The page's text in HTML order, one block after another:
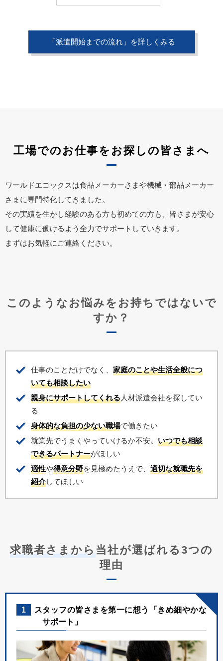
「派遣開始までの流れ」を詳しくみる
工場でのお仕事をお探しの皆さまへ
ワールドエコックスは食品メーカーさまや機械・部品メーカー
さまに専門特化してきました。
その実績を生かし経験のある方も初めての方も、皆さまが安心
して健康に働けるよう全力でサポートしていきます。
まずはお気軽にご連絡ください。
このようなお悩みをお持ちではないで
すか？
仕事のことだけでなく、 家庭のことや生活全般につ
いても相談したい
親身にサポートしてくれる人材派遣会社を探してい
る
身体的な負担の少ない職場で働きたい
就業先でうまくやっていけるか不安。 いつでも相談
できるパートナーがほしい
適性や得意分野を見極めたうえで、 適切な就職先を
紹介してほしい
求職者さまから 当社が選ばれる3つの
理由
1
スタッフの皆さまを第一に想う「きめ細やかな
サポート」